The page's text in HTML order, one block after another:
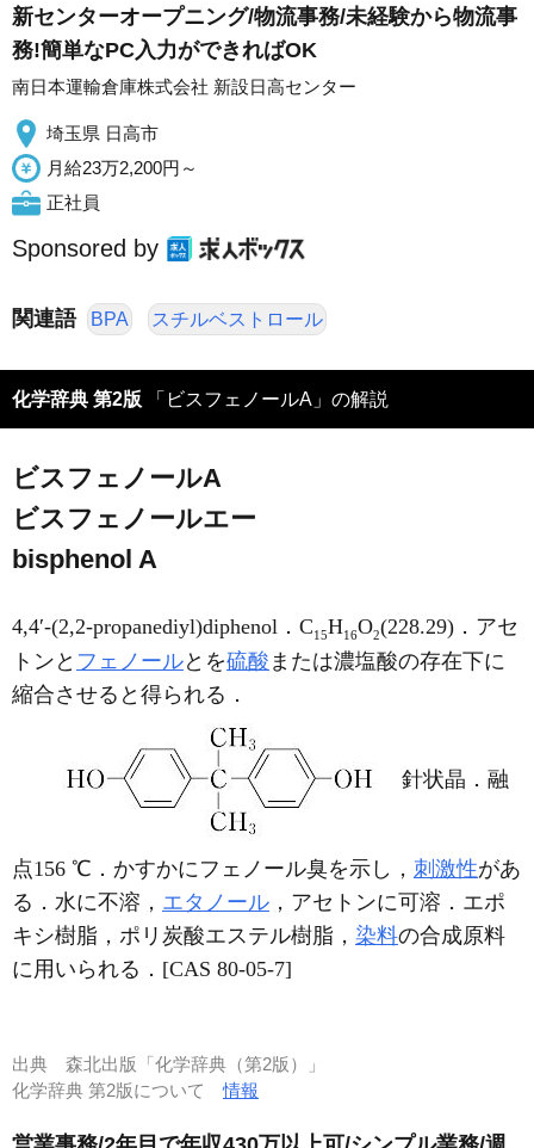
新センターオープニング/物流事務/未経験から物流事
務!簡単なPC入力ができればOK
南日本運輸倉庫株式会社 新設日高センター
埼玉県 日高市
月給23万2,200円～
正社員
Sponsored by
関連語 BPA スチルベストロール
化学辞典 第2版 「ビスフェノールA」の解説
ビスフェノールA
ビスフェノールエー
bisphenol A
4,4′-(2,2-propanediyl)diphenol．C15H16O2(228.29)．アセ
トンと フェノールとを硫酸 または濃塩酸の存在下に
縮合させると得られる．
針状晶．融
点156 ℃．かすかにフェノール臭を示し， 刺激性があ
る．水に不溶， エタノール ，アセトンに可溶．エポ
キシ樹脂，ポリ炭酸エステル樹脂， 染料の合成原料
に用いられる．[CAS 80-05-7]
出典 森北出版「化学辞典（第2版）」
化学辞典 第2版について情報